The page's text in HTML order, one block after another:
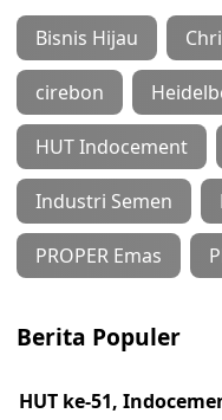
Bisnis Hijau
cirebon
HUT Indocement
Industri Semen
PROPER Emas
Berita Populer
HUT ke-51,